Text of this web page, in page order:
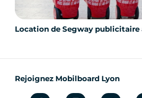
Location de Segway publicitaire
Rejoignez Mobilboard Lyon